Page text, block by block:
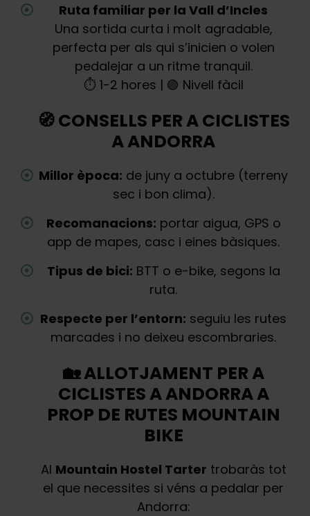
Ruta familiar per la Vall d’Incles
Una sortida curta i molt agradable,
perfecta per als qui s’inicien o volen
pedalejar a un ritme tranquil.
⏱️ 1-2 hores | 🟢 Nivell fàcil
🧭 CONSELLS PER A CICLISTES
A ANDORRA
Millor època: de juny a octubre (terreny
sec i bon clima).
Recomanacions: portar aigua, GPS o
app de mapes, casc i eines bàsiques.
Tipus de bici: BTT o e-bike, segons la
ruta.
Respecte per l’entorn: seguiu les rutes
marcades i no deixeu escombraries.
🏡 ALLOTJAMENT PER A
CICLISTES A ANDORRA A
PROP DE RUTES MOUNTAIN
BIKE
Al Mountain Hostel Tarter trobaràs tot
el que necessites si véns a pedalar per
Andorra: